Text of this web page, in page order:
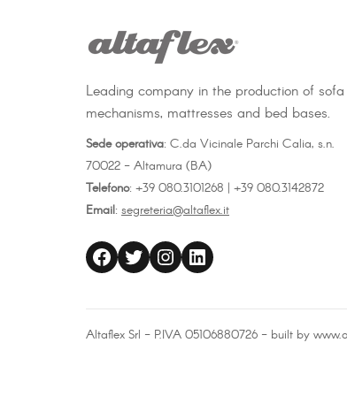
Leading company in the production of
mechanisms, mattresses and bed bases.
Sede operativa: C.da Vicinale Parchi Calia, s.n.
70022 - Altamura (BA)
Telefono: +39 080.3101268 | +39 080.3142872
Email: segreteria@altaflex.it
altaflex Twitter Instagram LinkedIn
Altaflex Srl - P.IVA 05106880726 - built by